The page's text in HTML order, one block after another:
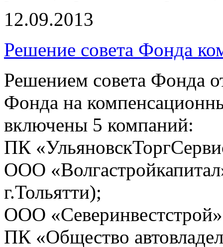
12.09.2013
Решение совета Фонда
Решением совета Фонда
Фонда на
включены 5 компаний:
ПК
ООО
г.Тольятти);
ООО
ПК «Общество